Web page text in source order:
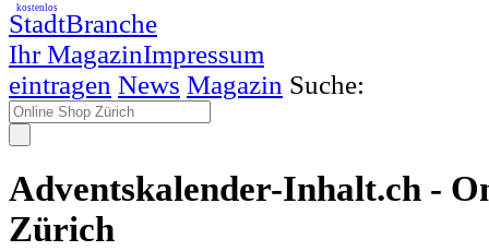
StadtBranche
Ihr MagazinImpressum
kostenlos
eintragen News Magazin Suche:
Adventskalender-Inhalt.ch -
Zürich